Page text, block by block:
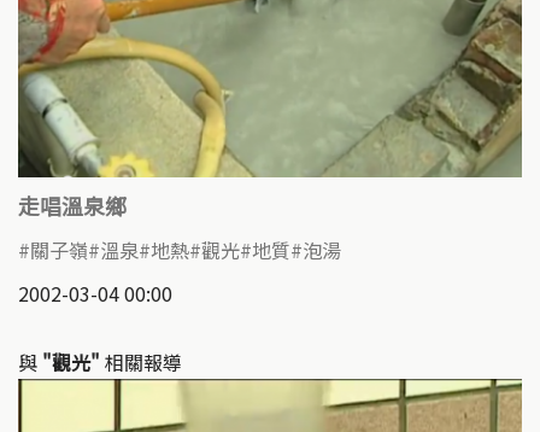
走唱溫泉鄉
關子嶺 溫泉 地熱 觀光 地質 泡湯
2002-03-04 00:00
與 "觀光" 相關報導